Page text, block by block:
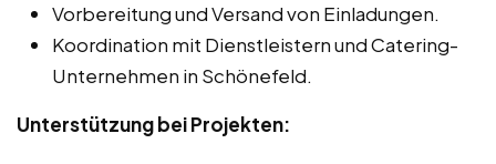
Vorbereitung und Versand von Einladungen.
Koordination mit Dienstleistern und Catering-
Unternehmen in Schönefeld.
Unterstützung bei Projekten: